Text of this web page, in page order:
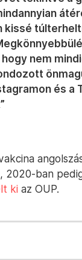
kissé
nem
és a
2020-ban
ki az OUP.